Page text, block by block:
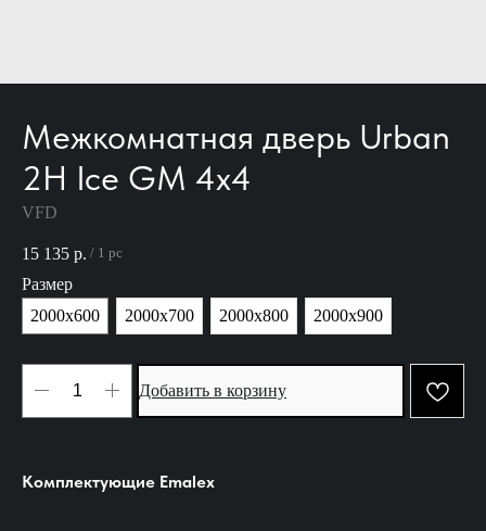
Межкомнатная дверь Urban
2H Ice GM 4х4
VFD
15 135 р. / 1 pc
Размер
2000х600
2000х700 2000х800 2000х900
Добавить в корзину
Комплектующие Emalex